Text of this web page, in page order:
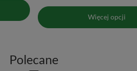
Więcej opcji
Polecane